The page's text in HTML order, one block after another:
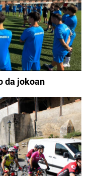
da jokoan